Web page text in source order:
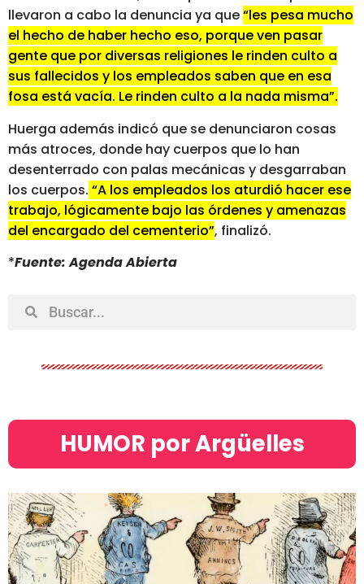
llevaron a cabo la denuncia ya que“les pesa mucho
el hecho de haber hecho eso, porque ven pasar
gente que por diversas religiones le rinden culto a
sus fallecidos y los empleados saben que en esa
fosa está vacía. Le rinden culto a la nada misma”.
Huerga además indicó que se denunciaron cosas
más atroces, donde hay cuerpos que lo han
desenterrado con palas mecánicas y desgarraban
los cuerpos. “A los empleados los aturdió hacer ese
trabajo, lógicamente bajo las órdenes y amenazas
del encargado del cementerio”, finalizó.
*Fuente: Agenda Abierta
HUMOR por Argüelles​